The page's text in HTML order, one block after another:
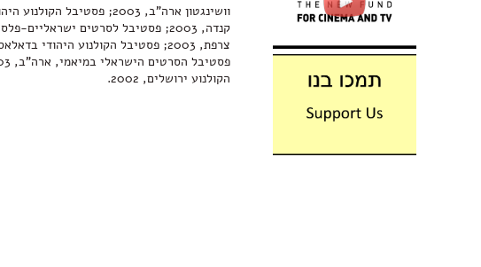
וושינגטון ארה"ב, 2003; פסטיבל
קנדה, 2003; פסטיבל לסרטים ישראליים-
הקולנוע ירושלים, 2002.